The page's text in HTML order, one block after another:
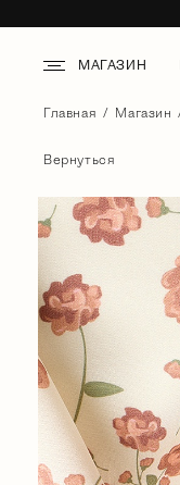
МАГАЗИН
Главная Магазин
Вернуться